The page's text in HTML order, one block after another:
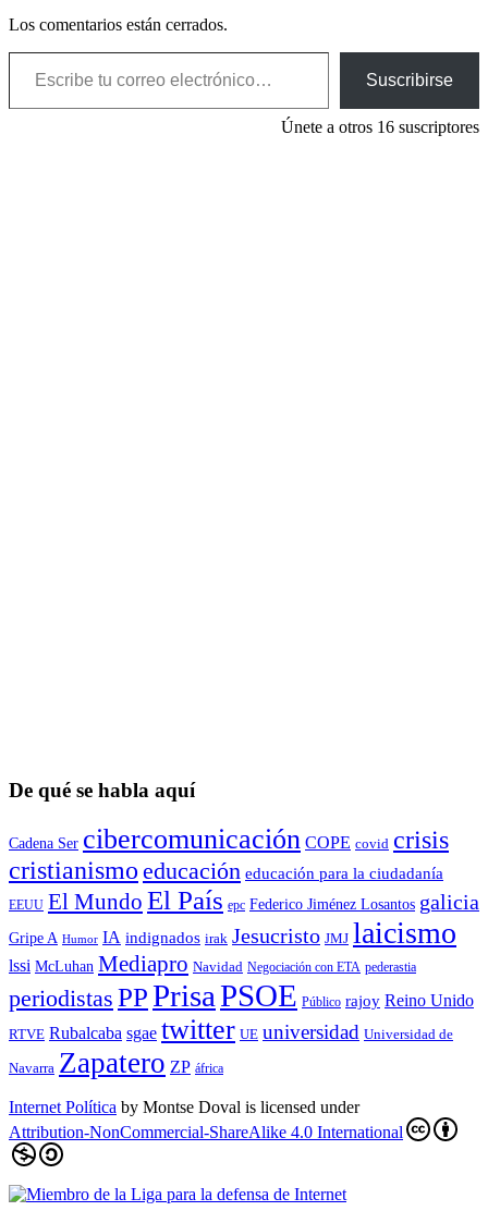
Los comentarios están cerrados.
Escribe tu correo electrónico…
Suscribirse
Únete a otros 16 suscriptores
De qué se habla aquí
Cadena Ser cibercomunicación COPE covid crisis
cristianismo educación educación para la ciudadaní­a
EEUU El Mundo El País epc Federico Jiménez Losantos galicia
Gripe A Humor IA indignados irak Jesucristo JMJ laicismo
lssi McLuhan Mediapro Navidad Negociación con ETA pederastia
periodistas PPPrisaPSOE Público rajoy Reino Unido
RTVE Rubalcaba sgae twitter UE universidad Universidad de
Navarra Zapatero ZP áfrica
Internet Política by Montse Doval is licensed under
Attribution-NonCommercial-ShareAlike 4.0 International